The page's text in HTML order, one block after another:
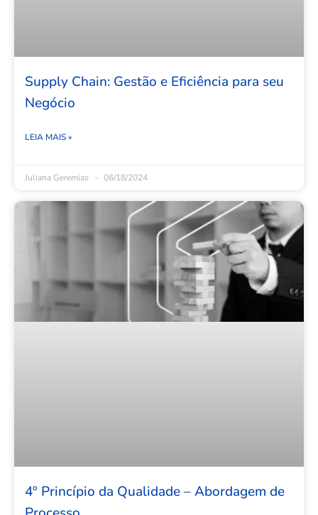
Supply Chain: Gestão e Eficiência para seu
Negócio
LEIA MAIS »
Juliana Geremias 06/18/2024
4º Princípio da Qualidade – Abordagem de